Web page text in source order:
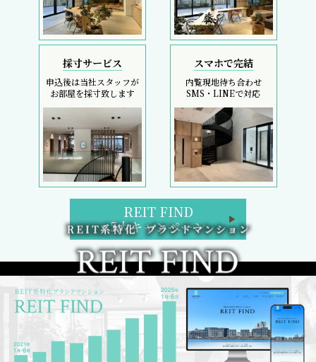
採寸サービス
申込後は当社スタッフが
お部屋を採寸致します
スマホで完結
内覧現地待ち合わせ
SMS・LINEで対応
REIT FIND
5大キャンペーン